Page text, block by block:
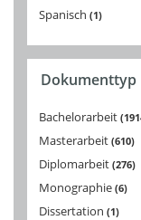
Spanisch 1
Dokumenttyp
Bachelorarbeit
Masterarbeit 610
Diplomarbeit 276
Monographie 6
Dissertation 1